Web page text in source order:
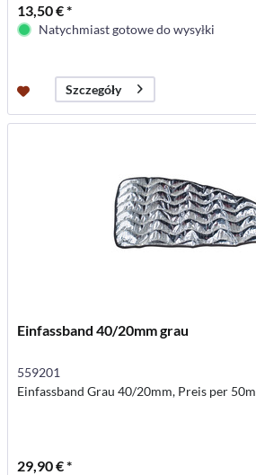
13,50 € *
Natychmiast gotowe do wysyłki
Szczegóły
Einfassband 40/20mm grau
559201
Einfassband Grau 40/20mm, Preis per 50m
29,90 € *